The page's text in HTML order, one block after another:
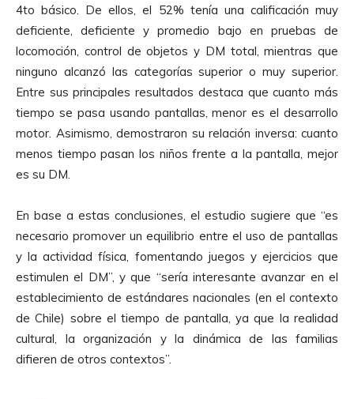
4to básico. De ellos, el 52% tenía una calificación muy
deficiente, deficiente y promedio bajo en pruebas de
locomoción, control de objetos y DM total, mientras que
ninguno alcanzó las categorías superior o muy superior.
Entre sus principales resultados destaca que cuanto más
tiempo se pasa usando pantallas, menor es el desarrollo
motor. Asimismo, demostraron su relación inversa: cuanto
menos tiempo pasan los niños frente a la pantalla, mejor
es su DM.
En base a estas conclusiones, el estudio sugiere que “es
necesario promover un equilibrio entre el uso de pantallas
y la actividad física, fomentando juegos y ejercicios que
estimulen el DM”, y que “sería interesante avanzar en el
establecimiento de estándares nacionales (en el contexto
de Chile) sobre el tiempo de pantalla, ya que la realidad
cultural, la organización y la dinámica de las familias
difieren de otros contextos”.